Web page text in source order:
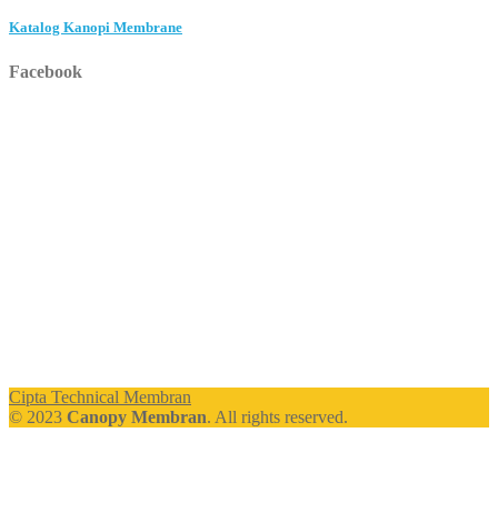
Katalog Kanopi Membrane
Facebook
Cipta Technical Membran
© 2023 Canopy Membran. All rights reserved.